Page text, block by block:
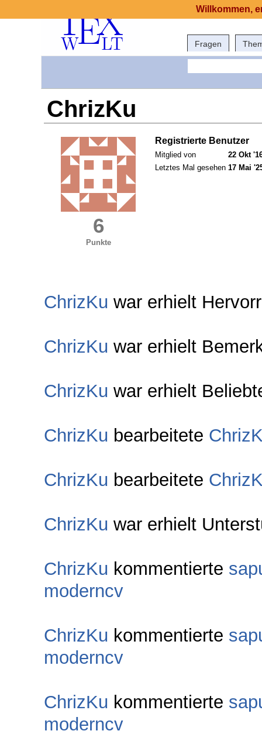
Fragen
ChrizKu
6
Punkte
Registrierte Benutzer
Mitglied von
22 Okt
Letztes Mal gesehen 17 Mai
ChrizKu war erhielt
ChrizKu war erhielt
ChrizKu war erhielt
ChrizKu bearbeitete
ChrizKu bearbeitete
ChrizKu war erhielt
ChrizKu kommentierte
moderncv
ChrizKu kommentierte
moderncv
ChrizKu kommentierte
moderncv
Willkommen,